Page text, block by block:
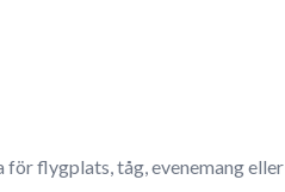
flygplats, tåg, evenemang eller